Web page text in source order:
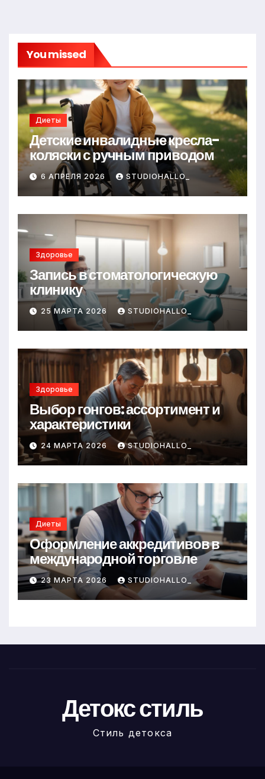
You missed
Диеты
Детские инвалидные кресла-
коляски с ручным приводом
6 АПРЕЛЯ 2026 STUDIOHALLO_
Здоровье
Запись в стоматологическую
клинику
25 МАРТА 2026 STUDIOHALLO_
Здоровье
Выбор гонгов: ассортимент и
характеристики
24 МАРТА 2026 STUDIOHALLO_
Диеты
Оформление аккредитивов в
международной торговле
23 МАРТА 2026 STUDIOHALLO_
Детокс стиль
Стиль детокса